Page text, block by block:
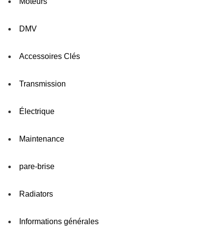
DMV
Accessoires Clés
Transmission
Électrique
Maintenance
pare-brise
Radiators
Informations générales